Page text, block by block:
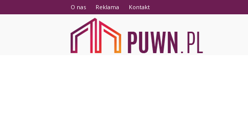
O nas Reklama Kontakt